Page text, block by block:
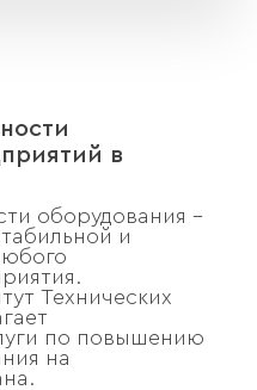
в
оборудования –
и
Технических
по повышению
на